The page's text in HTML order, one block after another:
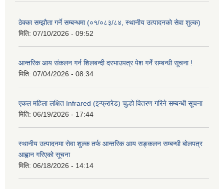
ठेक्का सम्झौता गर्ने सम्बन्धमा (०१/०८३/८४, स्थानीय उत्पादनको सेवा शुल्क)
मिति: 07/10/2026 - 09:52
आन्तरिक आय संकलन गर्न शिलबन्दी दरभाउपत्र पेश गर्ने सम्बन्धी सूचना !
मिति: 07/04/2026 - 08:34
एकल महिला लक्षित Infrared (इन्फ्रारेड) चुल्हो वितरण गरिने सम्बन्धी सूचना
मिति: 06/19/2026 - 17:44
स्थानीय उत्पादनमा सेवा शुल्क तर्फ आन्तरिक आय सङ्कलन सम्बन्धी बोलपत्र
आह्वान गरिएको सूचना
मिति: 06/18/2026 - 14:14